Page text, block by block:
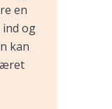
en
ind og
kan